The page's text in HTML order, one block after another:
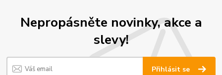
Nepropásněte novinky, akce a
slevy!
Přihlásit se